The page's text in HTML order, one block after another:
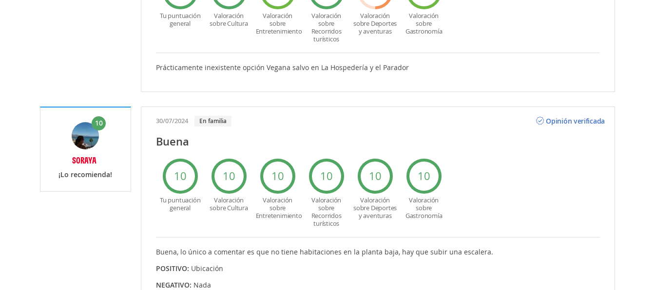
Tu puntuación
general
Valoración
sobre Cultura
Valoración
sobre
Entretenimiento
Valoración
sobre
Recorridos
turísticos
Valoración
sobre Deportes
y aventuras
Valoración
sobre
Gastronomía
Prácticamente inexistente opción Vegana salvo en La Hospedería y el Parador
10
SORAYA
¡Lo recomienda!
30/07/2024 En familia Opinión verificada
Buena
10
Tu puntuación
general
10
Valoración
sobre Cultura
10
Valoración
sobre
Entretenimiento
10
Valoración
sobre
Recorridos
turísticos
10
Valoración
sobre Deportes
y aventuras
10
Valoración
sobre
Gastronomía
Buena, lo único a comentar es que no tiene habitaciones en la planta baja, hay que subir una escalera.
POSITIVO: Ubicación
NEGATIVO: Nada